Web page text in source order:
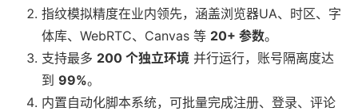
指纹模拟精度在业内领先，涵盖浏览器UA、时区、字
体库、WebRTC、Canvas 等 20+ 参数。
支持最多 200 个独立环境 并行运行，账号隔离度达
到 99%。
内置自动化脚本系统，可批量完成注册、登录、评论